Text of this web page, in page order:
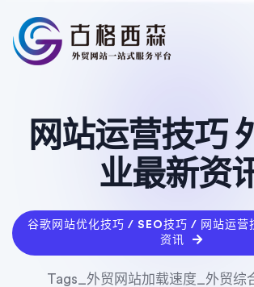
网站运营技巧
业最新资
谷歌网站优化技巧 / SEO技巧 / 网站运营
资讯
Tags_外贸网站加载速度_外贸综